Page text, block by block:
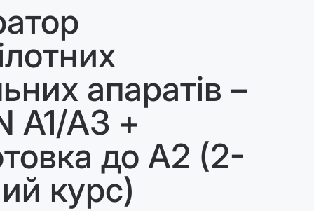
апаратів –
A1/A3 +
до A2 (2-
курс)